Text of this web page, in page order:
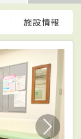
施設情報